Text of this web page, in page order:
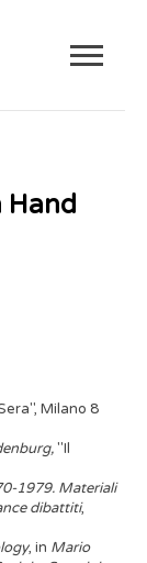
Hand
Milano 8
"Il
1979. Materiali
dibattiti,
, in Mario